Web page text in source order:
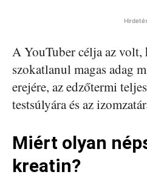
A YouTuber célja az
szokatlanul magas adag
erejére, az edzőtermi
testsúlyára és az
Miért olyan
kreatin?